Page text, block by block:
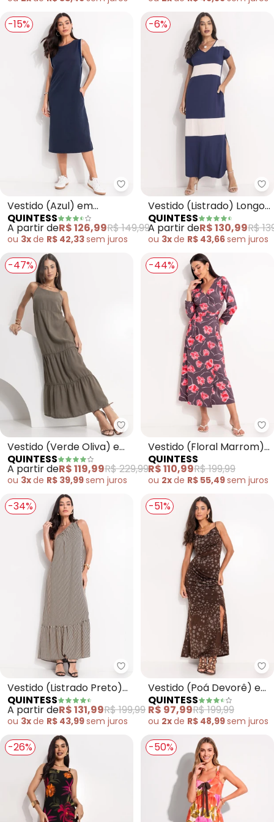
-15%
Quintess - Vestido (Azul) em
Vestido (Azul) em
Moletom
QUINTESS
A partir deR$ 126,99R$ 149,99
ou 3xde R$ 42,33sem juros
-6%
Vestido (Listrado) Longo
Soltinho com Fenda
QUINTESS
A partir deR$ 130,99R$
ou 3xde R$ 43,66sem juros
-47%
Quintess - Vestido (Verde
Vestido (Verde Oliva) em
Tecido de Liocel
QUINTESS
A partir deR$ 119,99R$ 229,99
ou 3xde R$ 39,99sem juros
-44%
Vestido (Floral Marrom)
em Malha Fria
QUINTESS
R$ 110,99R$ 199,99
ou 2xde R$ 55,49sem juros
-34%
Quintess - Vestido (Listrado
Vestido (Listrado Preto)
em Viscose Plana
QUINTESS
A partir deR$ 131,99R$ 199,99
ou 3xde R$ 43,99sem juros
-51%
Vestido (Poá Devorê) em
Malha Devorê
QUINTESS
R$ 97,99R$ 199,99
ou 2xde R$ 48,99sem juros
-26% -50%